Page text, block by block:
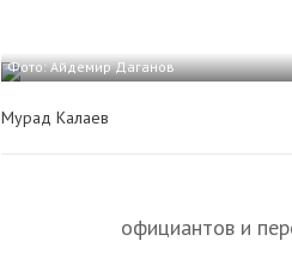
Фото: Айдемир Даганов
Мурад Калаев
официантов и